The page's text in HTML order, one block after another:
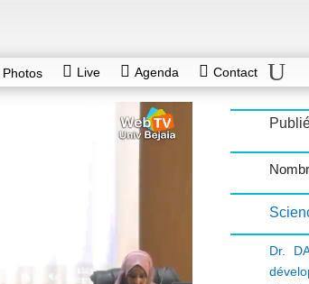
Photos Live Agenda Contact
Dr.